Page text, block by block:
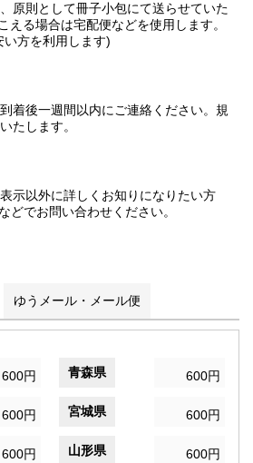
原則として冊子小包にて送らせていた
える場合は宅配便などを使用します。
方を利用します)
着後一週間以内にご連絡ください。規
たします。
示以外に詳しくお知りになりたい方
どでお問い合わせください。
ゆうメール・メール便
600円 青森県 600円
600円 宮城県 600円
600円 山形県 600円